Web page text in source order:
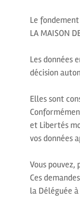
Le
LA MAISON
Les données
décision
Elles sont
et Libertés
vos données
Vous
Ces
la Déléguée